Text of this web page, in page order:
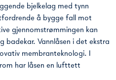
bjelkelag med tynn
å bygge fall mot
gjennomstrømmingen kan
badekar. Vannlåsen i det ekstra
membranteknologi. I
har låsen en lufttett